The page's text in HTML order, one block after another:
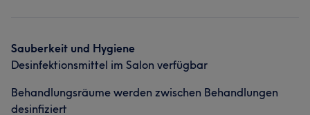
Portfolio
Sauberkeit und Hygiene
Desinfektionsmittel im Salon verfügbar
Behandlungsräume werden zwischen Behandlungen
desinfiziert